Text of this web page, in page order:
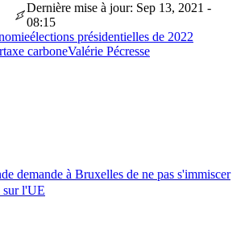
Dernière mise à jour: Sep 13, 2021 -
08:15
élections présidentielles de 2022
taxe carboneValérie Pécresse
demande à Bruxelles de ne pas s'immiscer
sur l'UE